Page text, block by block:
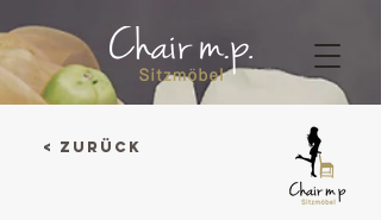
< Zurück